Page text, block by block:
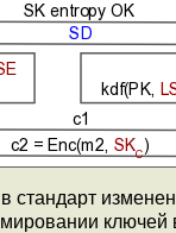
стандарт